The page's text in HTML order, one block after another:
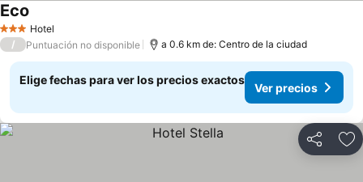
3 Estrellas
Hotel
Eco
/ Puntuación no disponible a 0.6 km de: Centro de la ciudad
Elige fechas para ver los precios exactos
Ver precios
Compartir